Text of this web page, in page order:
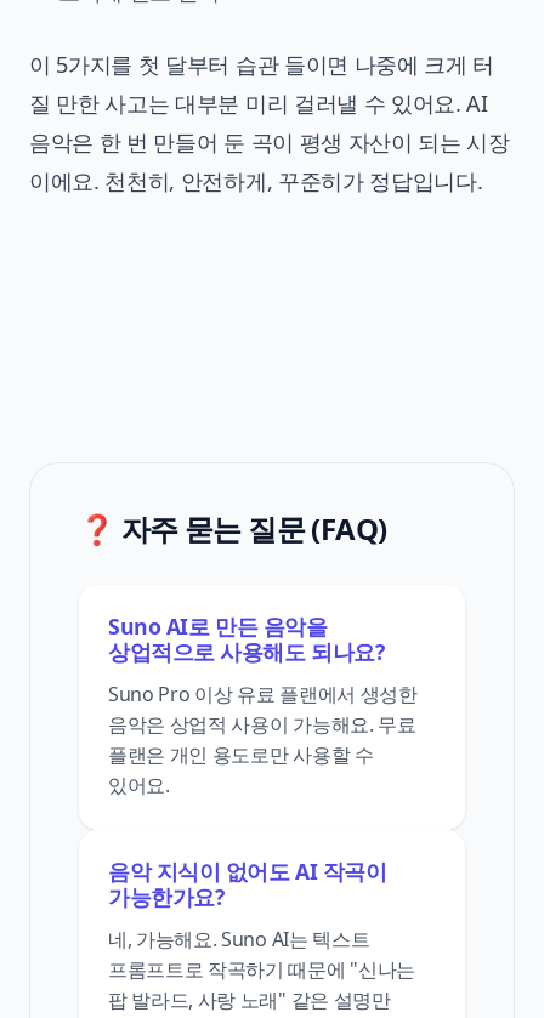
이 5가지를 첫 달부터 습관 들이면 나중에 크게 터
질 만한 사고는 대부분 미리 걸러낼 수 있어요. AI
음악은 한 번 만들어 둔 곡이 평생 자산이 되는 시장
이에요. 천천히, 안전하게, 꾸준히가 정답입니다.
❓ 자주 묻는 질문 (FAQ)
Suno AI로 만든 음악을
상업적으로 사용해도 되나요?
Suno Pro 이상 유료 플랜에서 생성한
음악은 상업적 사용이 가능해요. 무료
플랜은 개인 용도로만 사용할 수
있어요.
음악 지식이 없어도 AI 작곡이
가능한가요?
네, 가능해요. Suno AI는 텍스트
프롬프트로 작곡하기 때문에 "신나는
팝 발라드, 사랑 노래" 같은 설명만